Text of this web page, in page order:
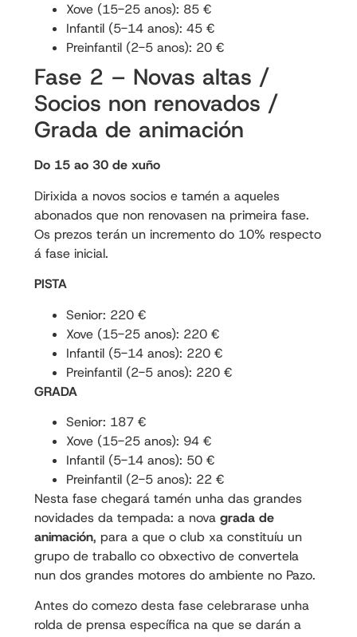
Xove (15-25 anos): 85 €
Infantil (5-14 anos): 45 €
Preinfantil (2-5 anos): 20 €
Fase 2 – Novas altas /
Socios non renovados /
Grada de animación
Do 15 ao 30 de xuño
Dirixida a novos socios e tamén a aqueles
abonados que non renovasen na primeira fase.
Os prezos terán un incremento do 10% respecto
á fase inicial.
PISTA
Senior: 220 €
Xove (15-25 anos): 220 €
Infantil (5-14 anos): 220 €
Preinfantil (2-5 anos): 220 €
GRADA
Senior: 187 €
Xove (15-25 anos): 94 €
Infantil (5-14 anos): 50 €
Preinfantil (2-5 anos): 22 €
Nesta fase chegará tamén unha das grandes
novidades da tempada: a nova grada de
animación, para a que o club xa constituíu un
grupo de traballo co obxectivo de convertela
nun dos grandes motores do ambiente no Pazo.
Antes do comezo desta fase celebrarase unha
rolda de prensa específica na que se darán a